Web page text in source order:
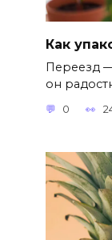
Как
Переезд —
он
0